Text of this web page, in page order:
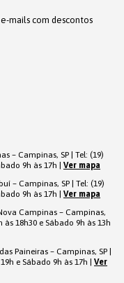
mails com descontos
– Campinas, SP | Tel: (19)
9h às 17h | Ver mapa
– Campinas, SP | Tel: (19)
9h às 17h | Ver mapa
Campinas – Campinas,
às 18h30 e Sábado 9h às 13h
Paineiras – Campinas, SP |
e Sábado 9h às 17h | Ver